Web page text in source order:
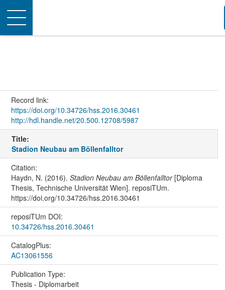
Toggle
navigation
Record link:
https://doi.org/10.34726/hss.2016.30461
http://hdl.handle.net/20.500.12708/5987
Title:
Stadion Neubau am Böllenfalltor
Citation:
Haydn, N. (2016). Stadion Neubau am Böllenfalltor[Diploma
Thesis, Technische Universität Wien]. reposiTUm.
https://doi.org/10.34726/hss.2016.30461
reposiTUm DOI:
10.34726/hss.2016.30461
CatalogPlus:
AC13061556
Publication Type:
Thesis - Diplomarbeit